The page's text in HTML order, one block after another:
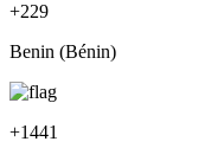
+229
Benin (Bénin)
+1441